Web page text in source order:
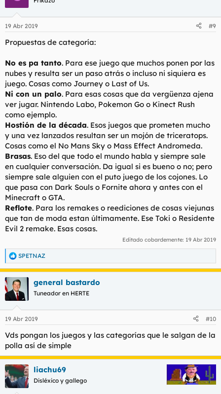
19 Abr 2019 #9
Propuestas de categoría:
No es pa tanto. Para ese juego que muchos ponen por las
nubes y resulta ser un paso atrás o incluso ni siquiera es
juego. Cosas como Journey o Last of Us.
Ni con un palo. Para esas cosas que da vergüenza ajena
ver jugar. Nintendo Labo, Pokemon Go o Kinect Rush
como ejemplo.
Hostión de la década. Esos juegos que prometen mucho
y una vez lanzados resultan ser un mojón de triceratops.
Cosas como el No Mans Sky o Mass Effect Andromeda.
Brasas. Eso del que todo el mundo habla y siempre sale
en cualquier conversación. Da igual si es bueno o no; pero
siempre sale alguien con el puto juego de los cojones. Lo
que pasa con Dark Souls o Fornite ahora y antes con el
Minecraft o GTA.
Reflote. Para los remakes o reediciones de cosas viejunas
que tan de moda estan últimamente. Ese Toki o Residente
Evil 2 remake. Esas cosas.
Editado cobardemente: 19 Abr 2019
R
e
a
c
e
:
SPETNAZ
general bastardo
Tuneador en HERTE
19 Abr 2019 #10
Vds pongan los juegos y las categorías que le salgan de la
polla así de simple
liachu69
Disléxico y gallego